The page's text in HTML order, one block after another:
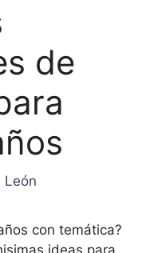
de
León
con temática?